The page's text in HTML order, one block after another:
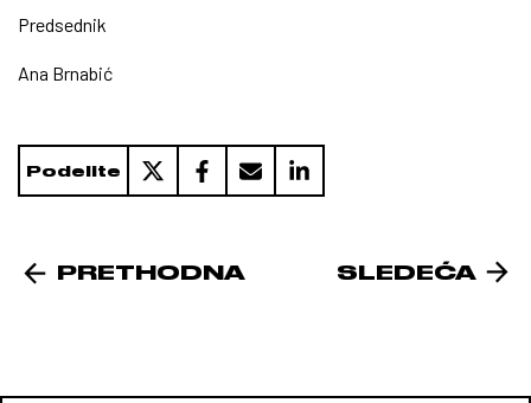
Predsednik
Ana Brnabić
Podelite
PRETHODNA SLEDEĆA